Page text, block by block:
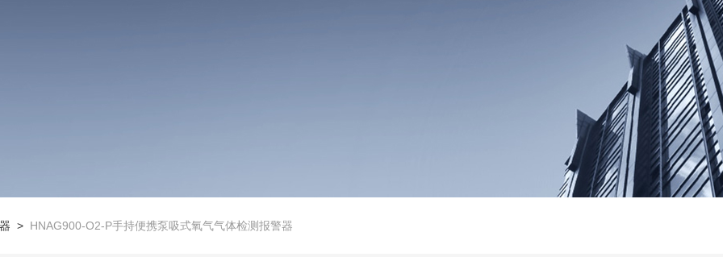
> HNAG900-O2-P手持便携泵吸式氧气气体检测报警器